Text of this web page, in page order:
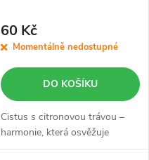
60 Kč
Momentálně nedostupné
DO KOŠÍKU
Cistus s citronovou trávou –
harmonie, která osvěžuje